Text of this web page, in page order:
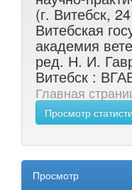
(г. Витебск,
Витебская
академия
ред. Н. И.
Витебск :
Главная
Просмотр
Просмотр